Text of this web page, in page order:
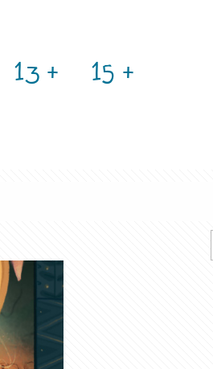
13 + 15 +